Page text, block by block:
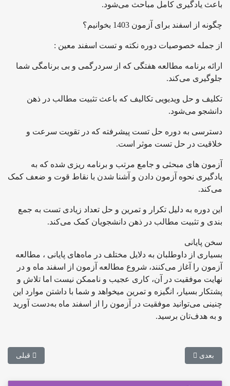
باعث یادگیری کامل مباحث می‌شود.
چگونه از اسفند برای آزمون 1403 بخوانیم؟
از جمله خصوصیات دوره نکته و تست اسفند معین :
ارائه برنامه مطالعه هفتگی که از سردرگمی و بی برنامگی شما
جلوگیری می‌کند.
تکلیف و حل ویدیویی تکالیف که باعث تثبیت مطالب در ذهن
دانشجو می‌شود.
دسترسی به دوره حل تست پیشرفته که در تقویت سرعت و
خلاقیت در حل تست موثر است.
آزمون های مبحثی و جامع مرتب و برنامه ریزی شده که به
یادگیری نحوه آزمون دادن و آشنا شدن با نقاط قوت و ضعف‌ کمک
می‌کند.
این دوره به دلیل تکرار و تمرین و حل تعداد زیادی تست به جمع
بندی و تثبیت مطالب در ذهن دانشجویان کمک می‌کند.
سخن پایانی
بسیاری از داوطلبان به دلایل مختلف در ماه‌های پایانی ، مطالعه
آزمون را آغاز می‌کنند، شروع مطالعه آزمون از اسفند ماه و در
نهایت موفقیت در آن، کاری عجیب و ناممکن نیست اما تلاش و
پشتکار بسیار، انگیزه و تمرین میخواهد و شما با داشتن موارد این
چنینی می‌توانید موفقیت در آزمون را از اسفند ماه به‌دست آورید
و به هدف‌تان برسید.
مطلب
قبلی
مطلب بعدی: انتشار دفترچه نهایی آزمون کارشناسی ارشد وزارت بهداشت ۱۴۰۳-
بعدی